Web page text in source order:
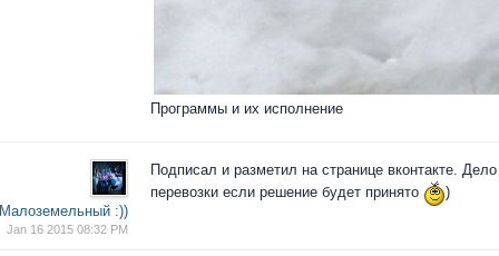
Программы и их исполнение
Малоземельный :))
Jan 16 2015 08:32 PM
Подписал и разметил на странице вконтакте.
перевозки если решение будет принято
)